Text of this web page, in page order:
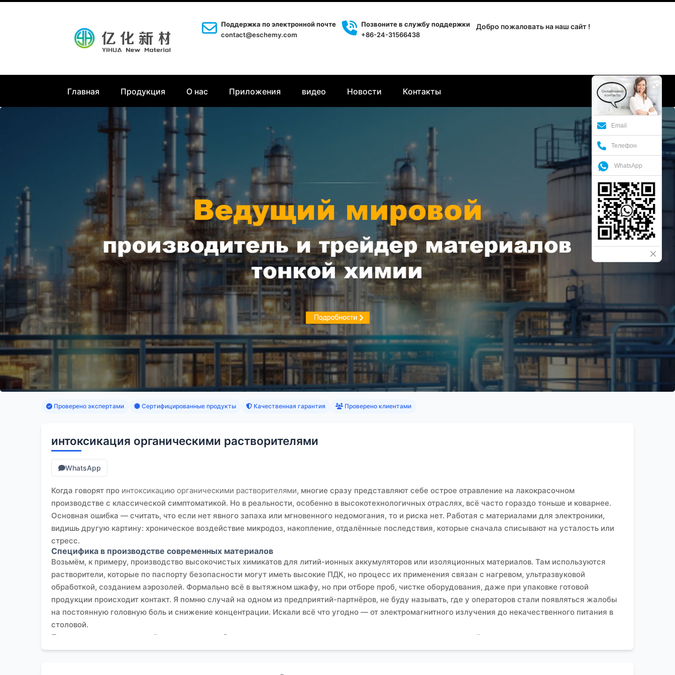
Поддержка по электронной почте
contact@eschemy.com
Позвоните в службу поддержки
+86-24-31566438
Добро пожаловать на наш сайт !
Главная Продукция О нас Приложения видео Новости Контакты
Проверено экспертами Сертифицированные продукты Качественная гарантия Проверено клиентами
интоксикация органическими растворителями
WhatsApp
Когда говорят про интоксикацию органическими растворителями, многие сразу представляют себе острое отравление на лакокрасочном
производстве с классической симптоматикой. Но в реальности, особенно в высокотехнологичных отраслях, всё часто гораздо тоньше и коварнее.
Основная ошибка — считать, что если нет явного запаха или мгновенного недомогания, то и риска нет. Работая с материалами для электроники,
видишь другую картину: хроническое воздействие микродоз, накопление, отдалённые последствия, которые сначала списывают на усталость или
стресс.
Специфика в производстве современных материалов
Возьмём, к примеру, производство высокочистых химикатов для литий-ионных аккумуляторов или изоляционных материалов. Там используются
растворители, которые по паспорту безопасности могут иметь высокие ПДК, но процесс их применения связан с нагревом, ультразвуковой
обработкой, созданием аэрозолей. Формально всё в вытяжном шкафу, но при отборе проб, чистке оборудования, даже при упаковке готовой
продукции происходит контакт. Я помню случай на одном из предприятий-партнёров, не буду называть, где у операторов стали появляться жалобы
на постоянную головную боль и снижение концентрации. Искали всё что угодно — от электромагнитного излучения до некачественного питания в
столовой.
Пока не провели детальный хронометраж рабочего дня и замеры воздуха не в стационарных точках, а в личной зоне дыхания оператора.
Оказалось, что кратковременные, но регулярные пиковые концентрации паров N-метилпирролидона при заливке в реактор превышали норму в
Email
Телефон
WhatsApp